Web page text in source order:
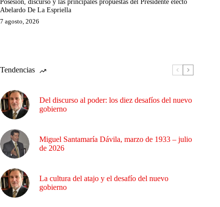
Abelardo De La Espriella
7 agosto, 2026
Tendencias
Del discurso al poder: los diez desafíos del nuevo
gobierno
Miguel Santamaría Dávila, marzo de 1933 – julio
de 2026
La cultura del atajo y el desafío del nuevo
gobierno